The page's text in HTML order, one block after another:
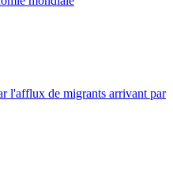
l'afflux de migrants arrivant par